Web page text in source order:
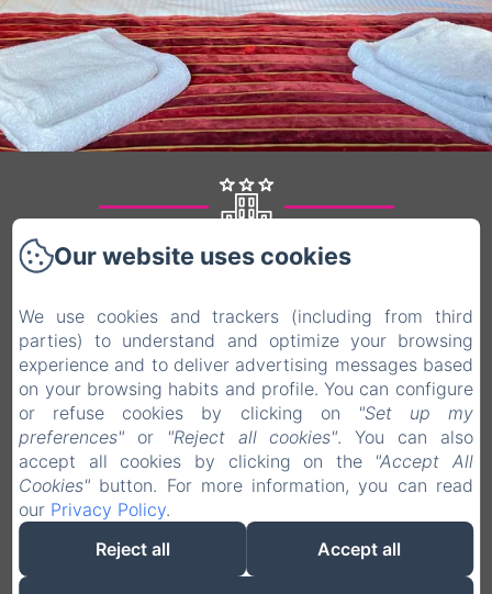
Le84Sainte-Cath'
Wettelijke informatie
84 rue Sainte-Catherine, Lille, 59800, Frankrijk
rivoli145@gmail.com
0623309080
Mogelijk gemaakt met Amenitiz
Verkoopvoorwaarden
Our website uses cookies
We use cookies and trackers (including from third
parties) to understand and optimize your browsing
experience and to deliver advertising messages based
on your browsing habits and profile. You can configure
or refuse cookies by clicking on
"Set up my
preferences" or "Reject all cookies". You can also
accept all cookies by clicking on the "Accept All
Cookies" button. For more information, you can read
our Privacy Policy.
Reject all
Accept all